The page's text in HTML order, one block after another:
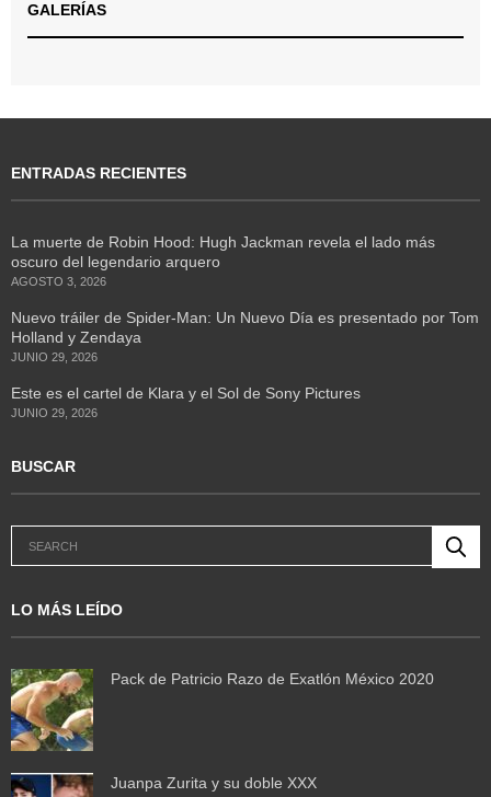
GALERÍAS
ENTRADAS RECIENTES
La muerte de Robin Hood: Hugh Jackman revela el lado más
oscuro del legendario arquero
AGOSTO 3, 2026
Nuevo tráiler de Spider-Man: Un Nuevo Día es presentado por Tom
Holland y Zendaya
JUNIO 29, 2026
Este es el cartel de Klara y el Sol de Sony Pictures
JUNIO 29, 2026
BUSCAR
LO MÁS LEÍDO
Pack de Patricio Razo de Exatlón México 2020
Juanpa Zurita y su doble XXX